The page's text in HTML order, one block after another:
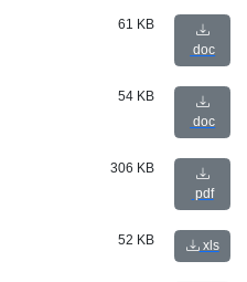
61 KB
doc
54 KB
doc
306 KB
pdf
52 KB xls